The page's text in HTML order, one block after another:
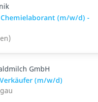
(m/w/d) -
GmbH
(m/w/d)